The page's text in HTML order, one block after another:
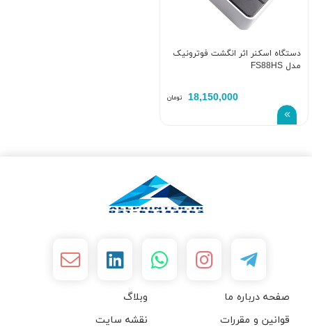
دستگاه اسکنر اثر انگشت فوترونیک
مدل FS88HS
18,150,000 تومان
صفحه درباره ما
وبلاگ
قوانین و مقررات
نقشه سایت